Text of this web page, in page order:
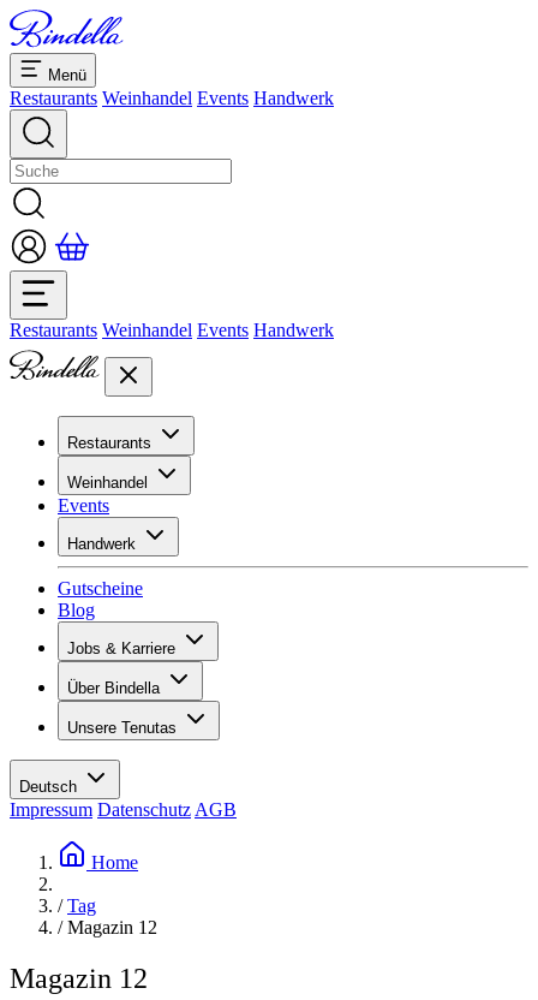
Menü
Restaurants Weinhandel Events Handwerk
Restaurants Weinhandel Events Handwerk
Restaurants
Übersicht Restaurants
Bankette & Events
Dolcezze
Weinhandel
Übersicht
Sortiment
Vinotecas
Inspiration
Weinwissen
Events
Handwerk
Übersicht
Gipsen
Gutscheine
Blog
Jobs & Karriere
Übersicht
Offene Stellen
Ihre Vorteile
Werte
Über Bindella
Geschichte
Les Moby Dicks
Kontakte
Nachhaltigkeit
Unsere Tenutas
Deutsch
Impressum Datenschutz AGB
Home
/ Tag
/ Magazin 12
Magazin 12